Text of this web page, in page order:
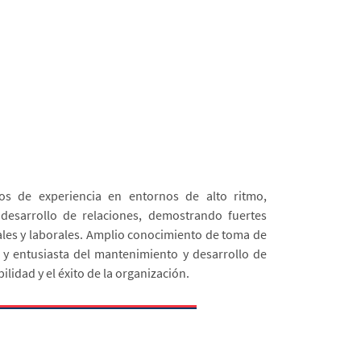
de experiencia en entornos de alto ritmo,
de relaciones, demostrando fuertes
y laborales. Amplio conocimiento de toma de
entusiasta del mantenimiento y desarrollo de
y el éxito de la organización.